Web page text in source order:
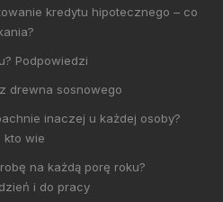
kredytu hipotecznego – co
Podpowiedzi
drewna sosnowego
inaczej u każdej osoby?
kto wie
na każdą porę roku?
i do pracy